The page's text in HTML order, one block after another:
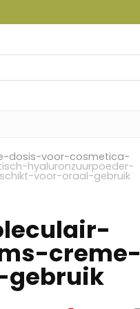
dosis-voor-cosmetica-
hyaluronzuurpoeder-
voor-oraal-gebruik
creme-